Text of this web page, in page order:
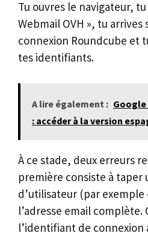
Tu ouvres le navigateur,
Webmail OVH », tu arrives
connexion Roundcube et
tes identifiants.
A lire également :
: accéder à la version
À ce stade, deux erreurs
première consiste à
d’utilisateur (par exemple
l’adresse email complète.
l’identifiant de connexion